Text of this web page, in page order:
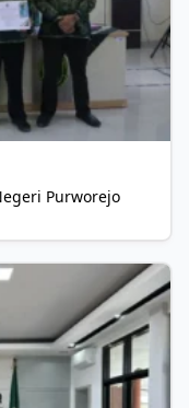
Purworejo